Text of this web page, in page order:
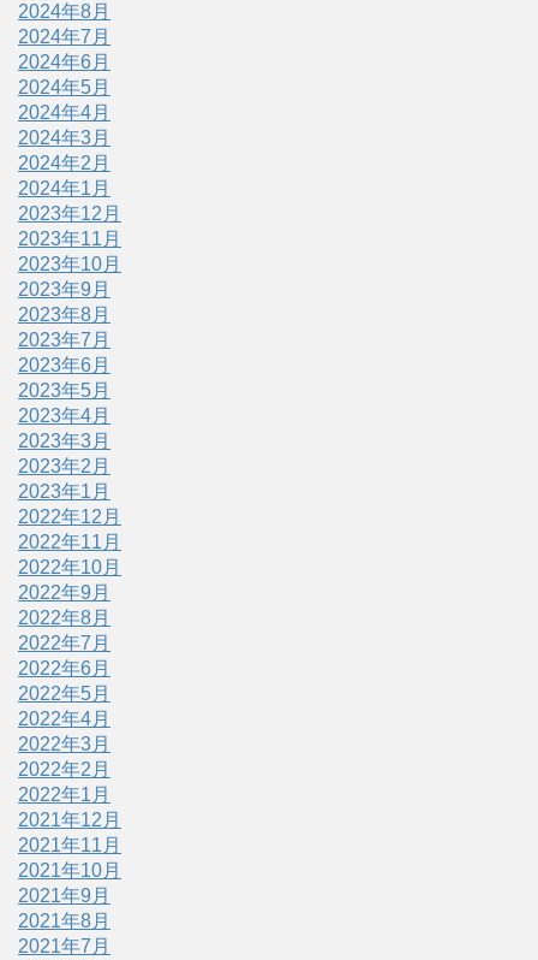
2024年8月
2024年7月
2024年6月
2024年5月
2024年4月
2024年3月
2024年2月
2024年1月
2023年12月
2023年11月
2023年10月
2023年9月
2023年8月
2023年7月
2023年6月
2023年5月
2023年4月
2023年3月
2023年2月
2023年1月
2022年12月
2022年11月
2022年10月
2022年9月
2022年8月
2022年7月
2022年6月
2022年5月
2022年4月
2022年3月
2022年2月
2022年1月
2021年12月
2021年11月
2021年10月
2021年9月
2021年8月
2021年7月